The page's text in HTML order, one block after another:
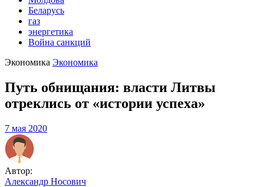
Беларусь
газ
энергетика
Война санкций
Экономика Экономика
Путь обнищания: власти Литвы
отреклись от «истории успеха»
7 мая 2020
Автор:
Александр Носович